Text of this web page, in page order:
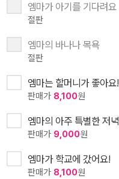
엠마가 아기를 기다려요
절판
엠마의 바나나 목욕
절판
엠마는 할머니가 좋아요!
판매가 8,100원
엠마의 아주 특별한 저녁
판매가 9,000원
엠마가 학교에 갔어요!
판매가 8,100원